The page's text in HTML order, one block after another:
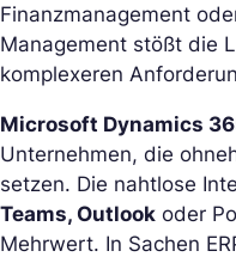
Finanzmanagement
Management stößt die
komplexeren
Microsoft Dynamics
Unternehmen, die
setzen. Die nahtlose
Teams, Outlook oder
Mehrwert. In Sachen